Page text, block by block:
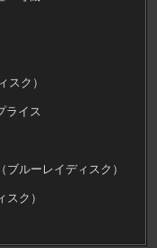
ク）
ライス
ルーレイディスク）
ク）